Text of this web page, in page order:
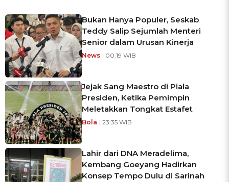
Bukan Hanya Populer, Seskab
Teddy Salip Sejumlah Menteri
Senior dalam Urusan Kinerja
News | 00:19 WIB
Jejak Sang Maestro di Piala
Presiden, Ketika Pemimpin
Meletakkan Tongkat Estafet
Bola | 23:35 WIB
Lahir dari DNA Meradelima,
Kembang Goeyang Hadirkan
Konsep Tempo Dulu di Sarinah